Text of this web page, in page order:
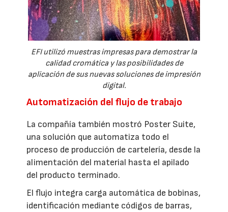
EFI utilizó muestras impresas para demostrar la
calidad cromática y las posibilidades de
aplicación de sus nuevas soluciones de impresión
digital.
Automatización del flujo de trabajo
La compañía también mostró Poster Suite,
una solución que automatiza todo el
proceso de producción de cartelería, desde la
alimentación del material hasta el apilado
del producto terminado.
El flujo integra carga automática de bobinas,
identificación mediante códigos de barras,